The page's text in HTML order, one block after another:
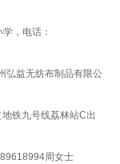
，电话：
弘益无纺布制品有限公
铁九号线荔林站C出
周女士